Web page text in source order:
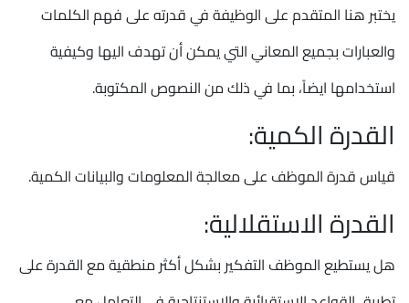
يختبر هنا المتقدم على الوظيفة في قدرته على فهم الكلمات
والعبارات بجميع المعاني التي يمكن أن تهدف اليها وكيفية
استخدامها ايضاً، بما في ذلك من النصوص المكتوبة.
القدرة الكمية:
قياس قدرة الموظف على معالجة المعلومات والبيانات الكمية.
القدرة الاستقلالية:
هل يستطيع الموظف التفكير بشكل أكثر منطقية مع القدرة على